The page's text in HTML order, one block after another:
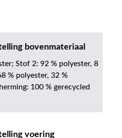
bovenmateriaal
Stof 2: 92 % polyester, 8
% polyester, 32 %
100 % gerecycled
voering